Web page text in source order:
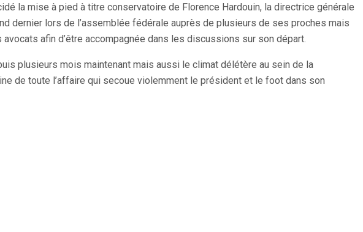
la mise à pied à titre conservatoire de Florence Hardouin, la directrice générale
dernier lors de l’assemblée fédérale auprès de plusieurs de ses proches mais
afin d’être accompagnée dans les discussions sur son départ.
plusieurs mois maintenant mais aussi le climat délétère au sein de la
de toute l’affaire qui secoue violemment le président et le foot dans son